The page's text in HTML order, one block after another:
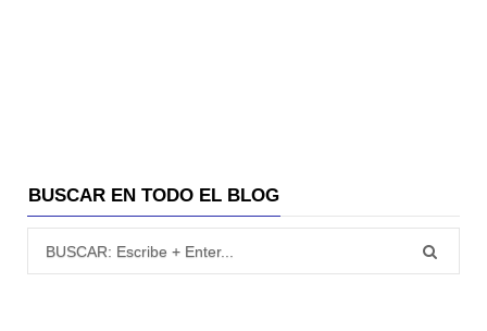
BUSCAR EN TODO EL BLOG